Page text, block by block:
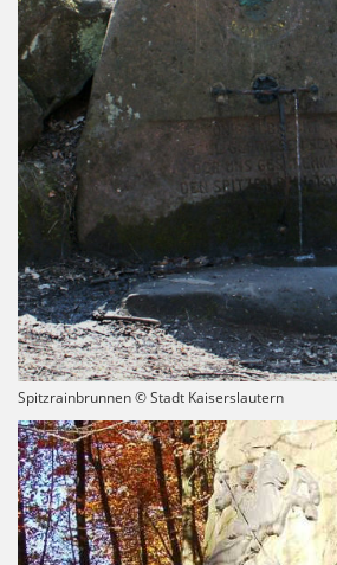
Spitzrainbrunnen © Stadt Kaiserslautern